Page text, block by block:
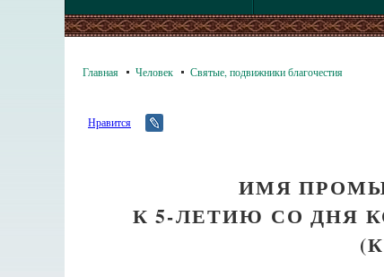
Главная Человек Святые, подвижники благочестия
Нравится
ИМЯ
К 5-ЛЕТИЮ СО ДНЯ